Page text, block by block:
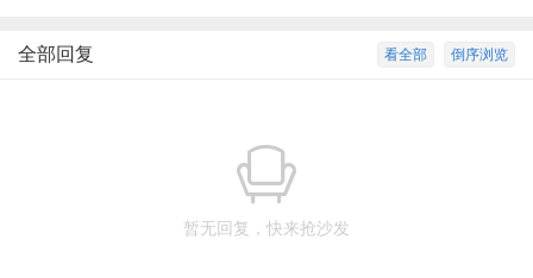
倒序浏览
看全部
全部回复
暂无回复，快来抢沙发